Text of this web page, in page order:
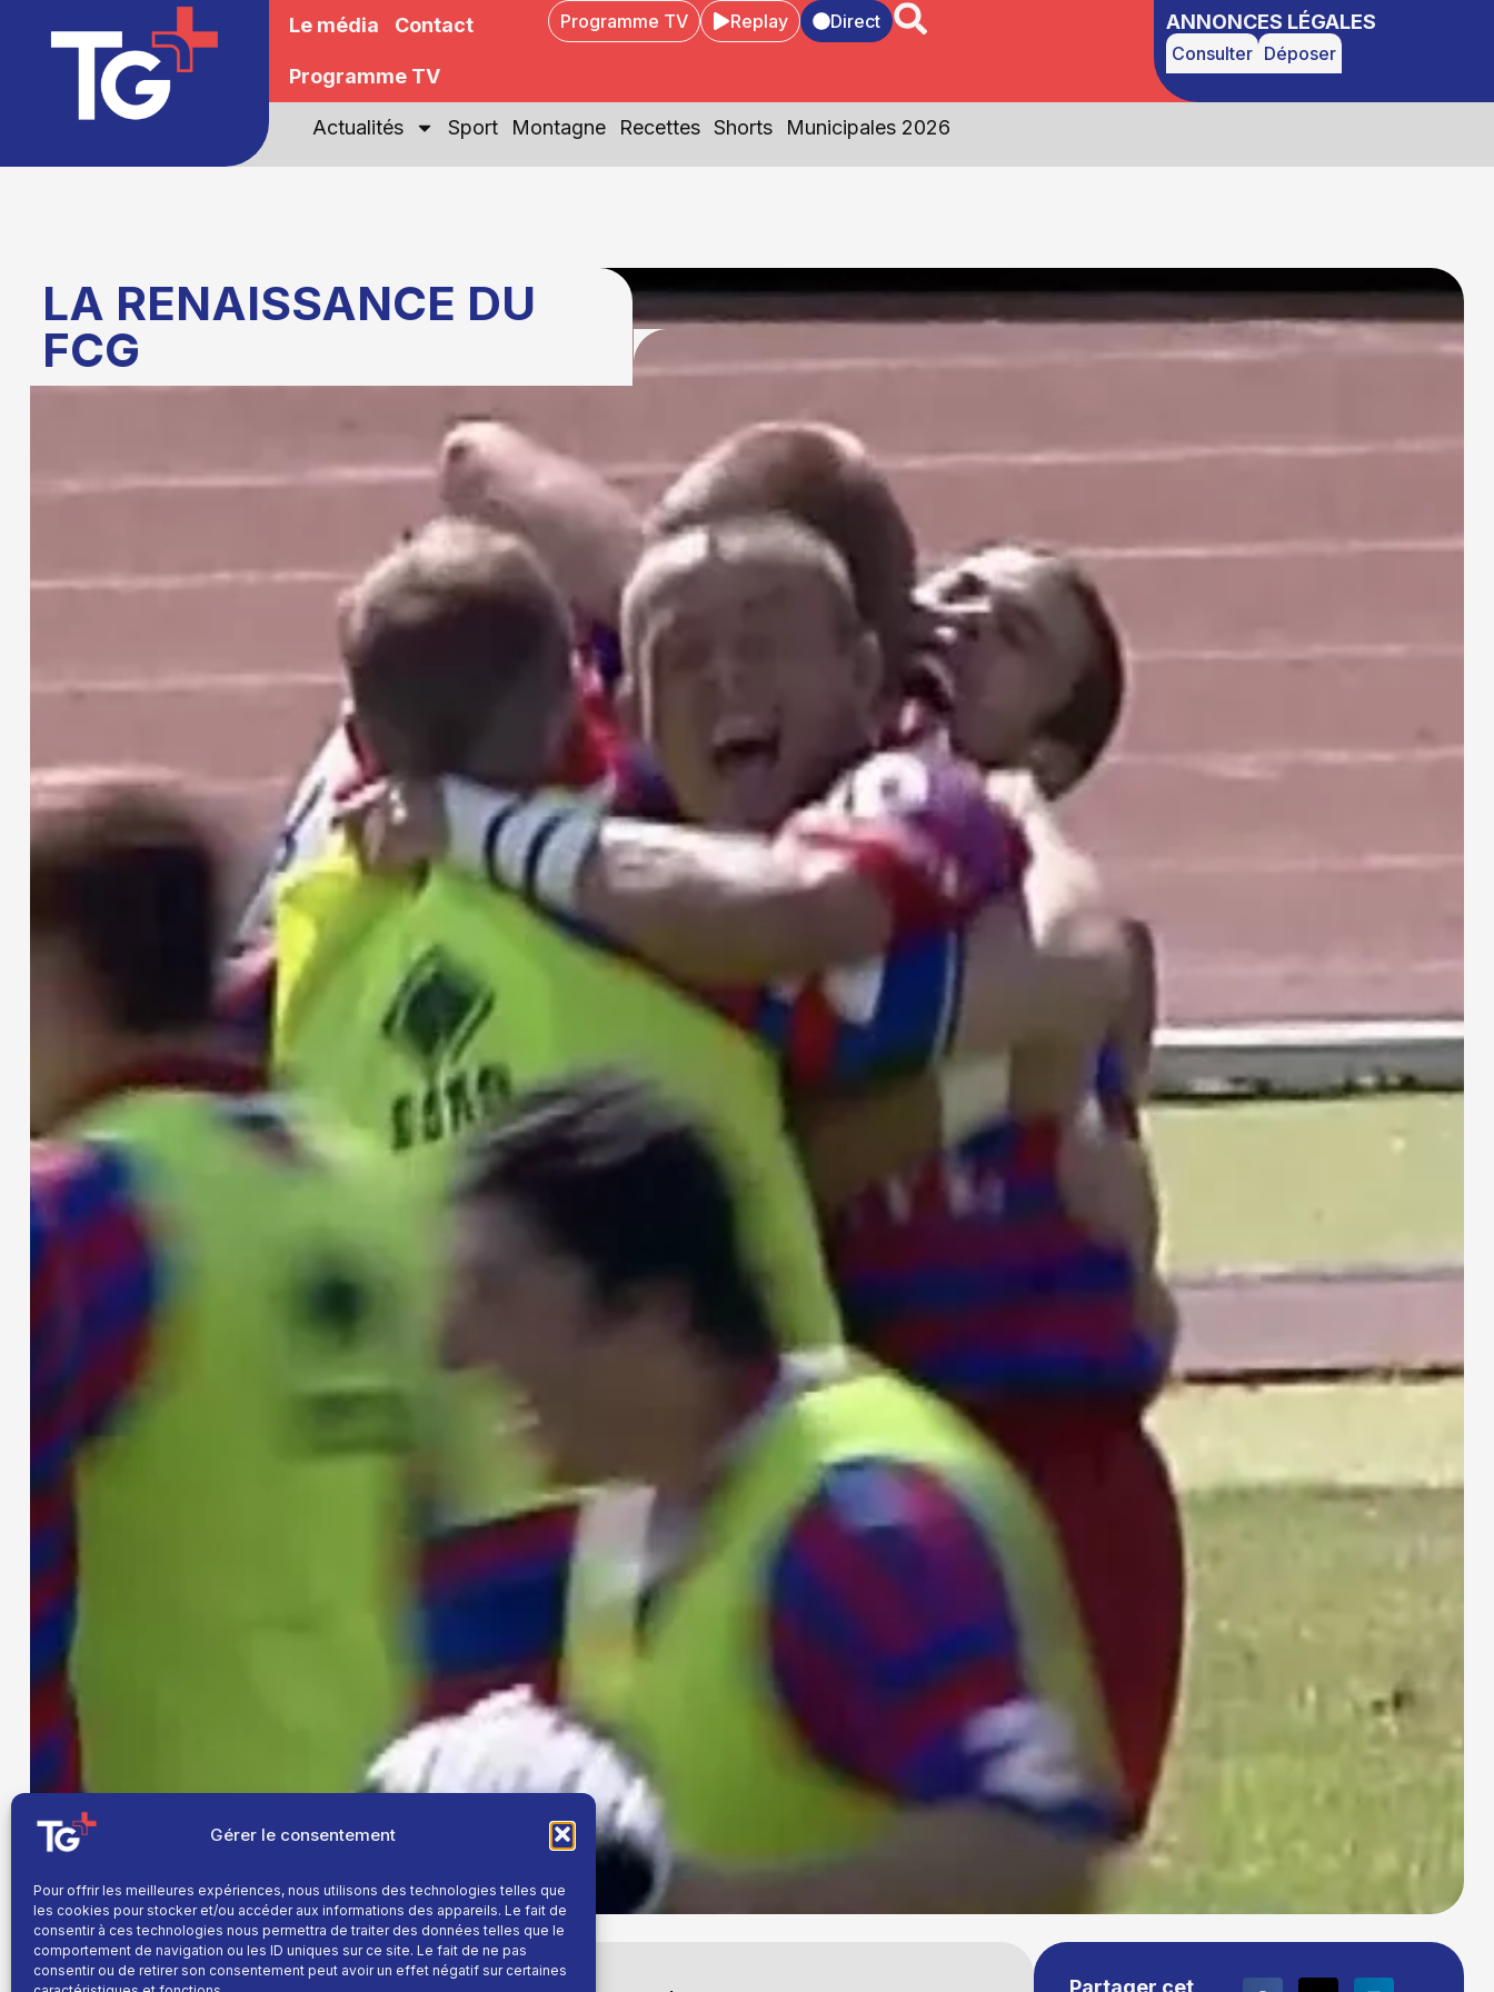
Gérer le consentement
Pour offrir les meilleures expériences, nous utilisons des technologies telles que
les cookies pour stocker et/ou accéder aux informations des appareils. Le fait de
consentir à ces technologies nous permettra de traiter des données telles que le
comportement de navigation ou les ID uniques sur ce site. Le fait de ne pas
consentir ou de retirer son consentement peut avoir un effet négatif sur certaines
Le média Contact
Programme TV
Programme TV Replay Direct ANNONCES LÉGALES
Consulter Déposer
Actualités Sport Montagne Recettes Shorts Municipales 2026
LA RENAISSANCE DU
FCG